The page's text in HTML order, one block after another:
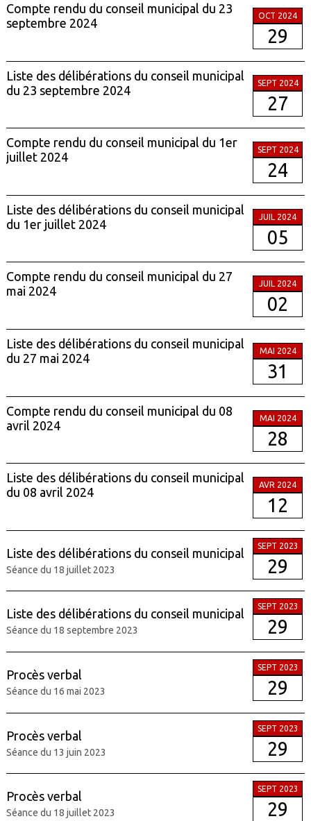
Compte rendu du conseil municipal du 23
septembre 2024
OCT 2024
29
Liste des délibérations du conseil municipal
du 23 septembre 2024
SEPT 2024
27
Compte rendu du conseil municipal du 1er
juillet 2024
SEPT 2024
24
Liste des délibérations du conseil municipal
du 1er juillet 2024
JUIL 2024
05
Compte rendu du conseil municipal du 27
mai 2024
JUIL 2024
02
Liste des délibérations du conseil municipal
du 27 mai 2024
MAI 2024
31
Compte rendu du conseil municipal du 08
avril 2024
MAI 2024
28
Liste des délibérations du conseil municipal
du 08 avril 2024
AVR 2024
12
Liste des délibérations du conseil municipal
Séance du 18 juillet 2023
SEPT 2023
29
Liste des délibérations du conseil municipal
Séance du 18 septembre 2023
SEPT 2023
29
Procès verbal
Séance du 16 mai 2023
SEPT 2023
29
Procès verbal
Séance du 13 juin 2023
SEPT 2023
29
Procès verbal
Séance du 18 juillet 2023
SEPT 2023
29